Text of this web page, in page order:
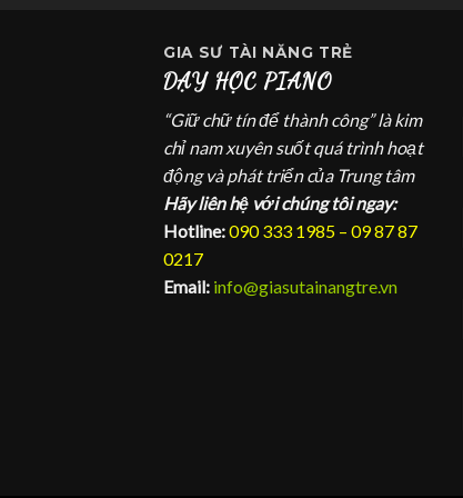
GIA SƯ TÀI NĂNG TRẺ
DẠY HỌC PIANO
“Giữ chữ tín để thành công” là kim
chỉ nam xuyên suốt quá trình hoạt
động và phát triển của Trung tâm
Hãy liên hệ với chúng tôi ngay:
Hotline:090 333 1985 – 09 87 87
0217
Email: info@giasutainangtre.vn